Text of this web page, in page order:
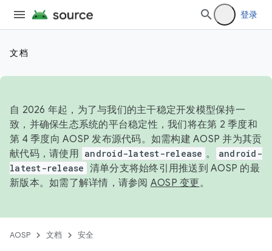
登录
文档
自 2026 年起，为了与我们的主干稳定开发模型保持一
致，并确保生态系统的平台稳定性，我们将在第 2 季度和
第 4 季度向 AOSP 发布源代码。如需构建 AOSP 并为其贡
献代码，请使用 android-latest-release 。
android-
latest-release 清单分支将始终引用推送到 AOSP 的最
新版本。如需了解详情，请参阅 AOSP 变更。
AOSP 文档 安全